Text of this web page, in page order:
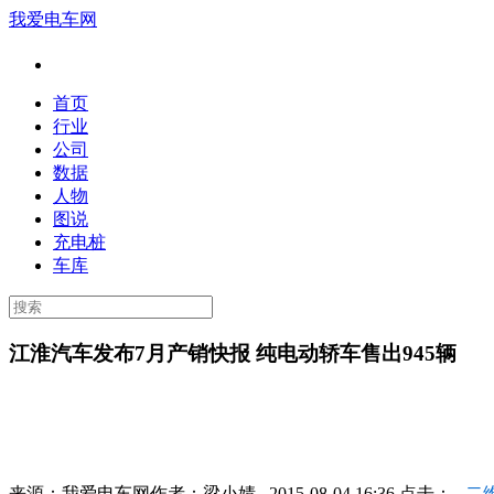
我爱电车网
首页
行业
公司
数据
人物
图说
充电桩
车库
江淮汽车发布7月产销快报 纯电动轿车售出945辆